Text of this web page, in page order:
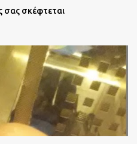
σας σκέφτεται